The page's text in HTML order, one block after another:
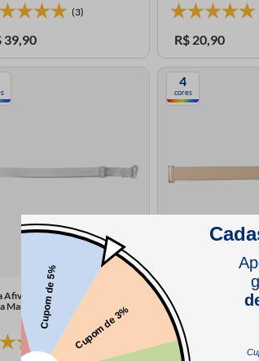
(3)
39,90 R$ 20,90
Afivelada Removivel para
Marak 121 Pacote com 12un
(1)
4
cores
Alca Afivelada
Sutia Marak 125